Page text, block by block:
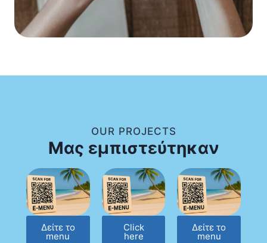
OUR PROJECTS
Μας εμπιστεύτηκαν
Δείτε το
menu
Click
here
Δείτε το
menu